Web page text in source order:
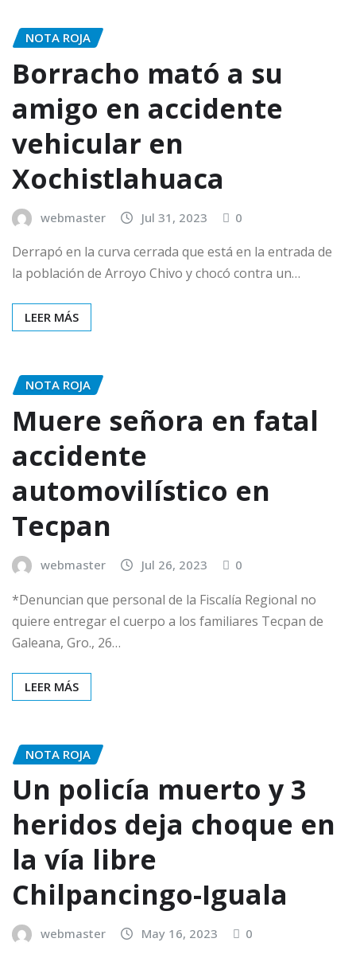
NOTA ROJA
Borracho mató a su
amigo en accidente
vehicular en
Xochistlahuaca
webmaster Jul 31, 2023 0
Derrapó en la curva cerrada que está en la entrada de
la población de Arroyo Chivo y chocó contra un…
LEER MÁS
NOTA ROJA
Muere señora en fatal
accidente
automovilístico en
Tecpan
webmaster Jul 26, 2023 0
*Denuncian que personal de la Fiscalía Regional no
quiere entregar el cuerpo a los familiares Tecpan de
Galeana, Gro., 26…
LEER MÁS
NOTA ROJA
Un policía muerto y 3
heridos deja choque en
la vía libre
Chilpancingo-Iguala
webmaster May 16, 2023 0